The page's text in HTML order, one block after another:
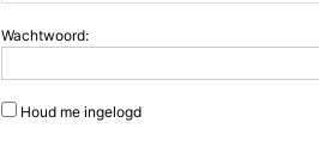
Wachtwoord:
Houd me ingelogd